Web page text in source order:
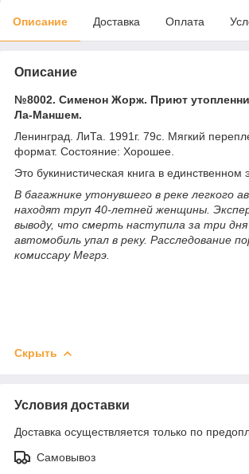
Описание Доставка Оплата
Описание
№8002. Сименон Жорж. Приют
Ла-Маншем.
Ленинград. ЛиТа. 1991г. 79с. Мягкий
формат. Состояние: Хорошее.
Это букинистическая книга в единственном
В багажнике утонувшего в реке легкого
находят труп 40-летней женщины.
выводу, что смерть наступила за три
автомобиль упал в реку. Расследование
комиссару Мегрэ.
Скрыть
Условия доставки
Доставка осуществляется только по
Самовывоз